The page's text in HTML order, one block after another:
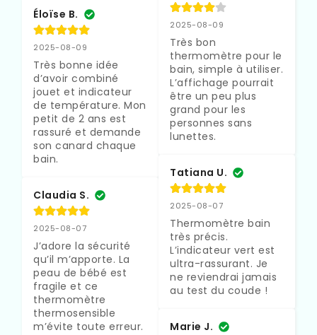
Éloïse B.
2025-08-09
Très bonne idée
d’avoir combiné
jouet et indicateur
de température. Mon
petit de 2 ans est
rassuré et demande
son canard chaque
bain.
Claudia S.
2025-08-07
J’adore la sécurité
qu’il m’apporte. La
peau de bébé est
fragile et ce
thermomètre
thermosensible
m’évite toute erreur.
2025-08-09
Très bon
thermomètre pour le
bain, simple à utiliser.
L’affichage pourrait
être un peu plus
grand pour les
personnes sans
lunettes.
Tatiana U.
2025-08-07
Thermomètre bain
très précis.
L’indicateur vert est
ultra-rassurant. Je
ne reviendrai jamais
au test du coude !
Marie J.